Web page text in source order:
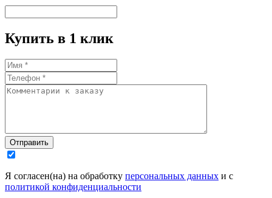
Купить в 1 клик
Отправить
Я согласен(на) на обработку персональных данных и с
политикой конфиденциальности